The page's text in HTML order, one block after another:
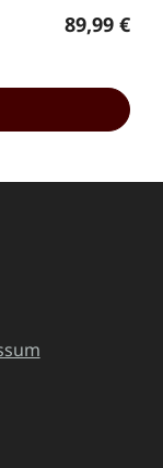
Regulärer
89,99 €